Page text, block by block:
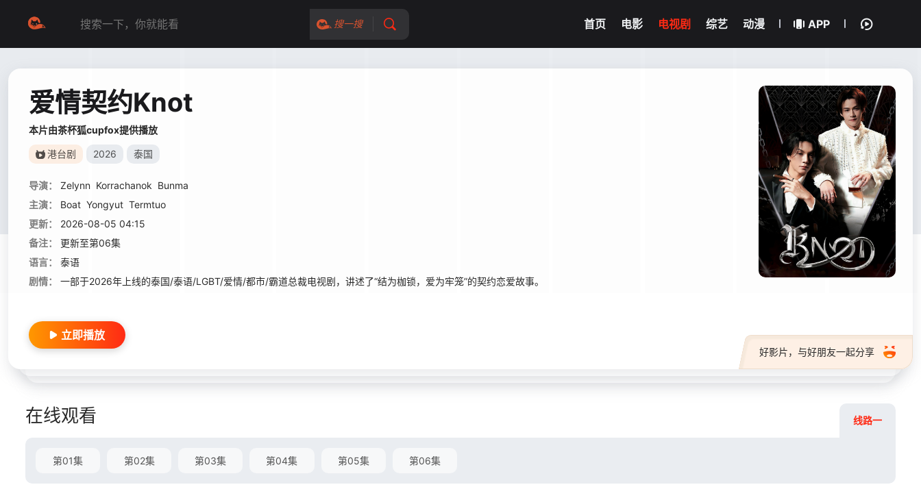
搜一搜 首页 电影 电视剧 综艺 动漫 APP
爱情契约Knot
本片由茶杯狐cupfox提供播放
港台剧 2026 泰国
导演： Zelynn Korrachanok Bunma
主演：
Boat Yongyut Termtuo
更新：
2026-08-05 04:15
备注：
更新至第06集
语言：
泰语
剧情：
一部于2026年上线的泰国/泰语/LGBT/爱情/都市/霸道总裁电视剧，讲述了“结为枷锁，爱为牢笼”的契约恋爱故事。
好影片，与好朋友一起分享
立即播放
在线观看 线路一
第01集 第02集 第03集 第04集 第05集 第06集